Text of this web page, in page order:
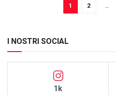
1 2 …
I NOSTRI SOCIAL
1k